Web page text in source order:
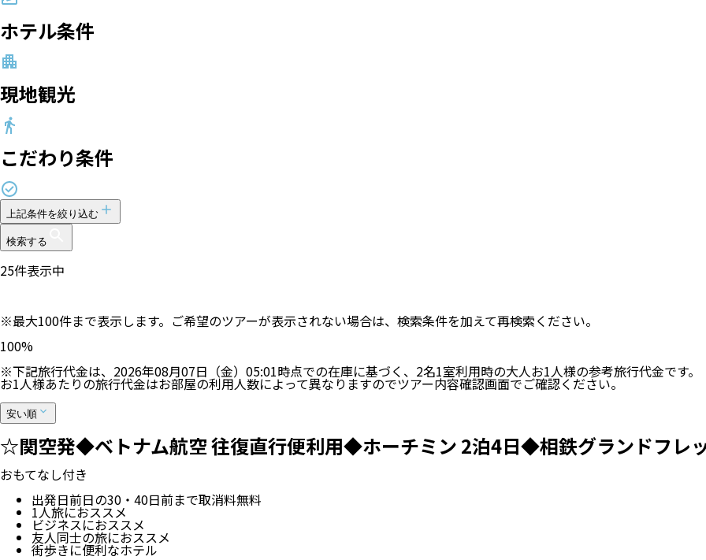
ホテル条件
現地観光
こだわり条件
上記条件を絞り込む
検索する
25件表示中
※最大100件まで表示します。ご希望のツアーが表示されない場合は、検索条件を加えて再検索ください。
100%
※下記旅行代金は、 2026年08月07日（金）05:01時点での在庫に基づく、 2名1室利用時の大人お1人様の参考旅行代金です。
お1人様あたりの旅行代金はお部屋の利用人数によって異なりますのでツアー内容確認画面でご確認ください。
安い順
☆関空発◆ベトナム航空 往復直行便利用◆ホーチミン 2泊4日◆相鉄グランドフレ
おもてなし付き
出発日前日の30・40日前まで取消料無料
1人旅におススメ
ビジネスにおススメ
友人同士の旅におススメ
街歩きに便利なホテル